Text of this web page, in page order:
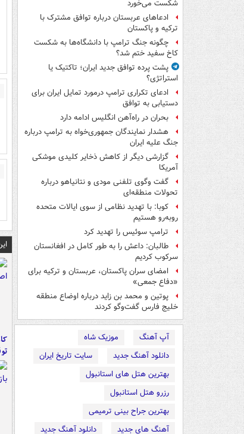
شکست می‌خورد
ادعاهای عربستان درباره توافق مشترک با
ترکیه و پاکستان
چگونه جنگ ترامپ با دانشگاه‌ها به شکست
کاخ سفید ختم شد؟
پشت پرده توافق جدید ایران؛ تاکتیک یا
استراتژی؟
ادعای تکراری ترامپ درمورد تمایل ایران برای
دستیابی به توافق
بحران در راه‌آهن انگلیس ادامه دارد
هشدار نمایندگان جمهوری‌خواه به ترامپ درباره
جنگ علیه ایران
گزارشی دیگر از کاهش ذخایر کلیدی موشکی
آمریکا
گفت وگوی تلفنی مودی و نتانیاهو درباره
تحولات منطقه‌ای
کوبا: با تهدید نظامی از سوی ایالات متحده
روبه‌رو هستیم
ترامپ سوئیس را تهدید کرد
طالبان: داعش را به طور کامل در افغانستان
سرکوب کردیم
امضای سران پاکستان، عربستان و ترکیه برای
«دفاع جمعی»
پوتین و محمد بن زاید درباره اوضاع منطقه
خلیج فارس گفت‌وگو کردند
آپ آهنگ
موزیک شاه
دانلود آهنگ جدید
سایت تاریخ ایران
بهترین هتل های استانبول
رزرو هتل استانبول
بهترین جراح بینی ترمیمی
آهنگ های جدید
دانلود آهنگ جدید